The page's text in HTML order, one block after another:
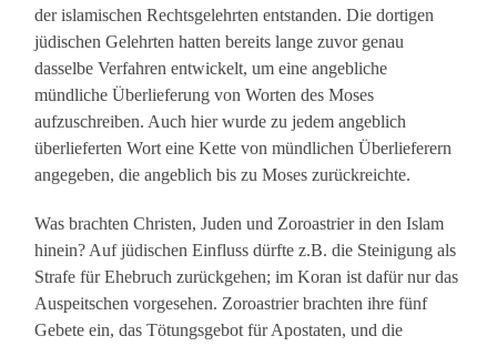
der islamischen Rechtsgelehrten entstanden. Die dortigen
jüdischen Gelehrten hatten bereits lange zuvor genau
dasselbe Verfahren entwickelt, um eine angebliche
mündliche Überlieferung von Worten des Moses
aufzuschreiben. Auch hier wurde zu jedem angeblich
überlieferten Wort eine Kette von mündlichen Überlieferern
angegeben, die angeblich bis zu Moses zurückreichte.
Was brachten Christen, Juden und Zoroastrier in den Islam
hinein? Auf jüdischen Einfluss dürfte z.B. die Steinigung als
Strafe für Ehebruch zurückgehen; im Koran ist dafür nur das
Auspeitschen vorgesehen. Zoroastrier brachten ihre fünf
Gebete ein, das Tötungsgebot für Apostaten, und die